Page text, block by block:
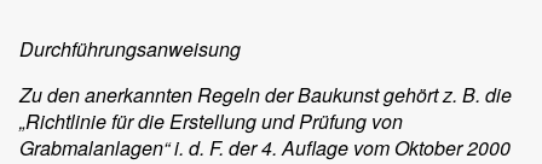
Durchführungsanweisung
Zu den anerkannten Regeln der Baukunst gehört z. B. die
„Richtlinie für die Erstellung und Prüfung von
Grabmalanlagen“ i. d. F. der 4. Auflage vom Oktober 2000